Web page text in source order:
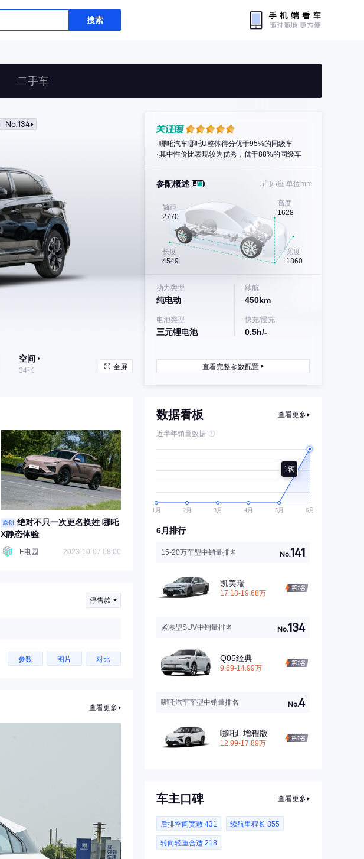
搜索
二手车
No.134
空间
34张 全屏
哪吒汽车哪吒U整体得分优于95%的同级车
其中性价比表现较为优秀，优于88%的同级车
参配概述 5门/5座 单位mm
轴距
2770
高度
1628
长度
4549
宽度
1860
动力类型
纯电动
续航
450km
电池类型
三元锂电池
快充/慢充
0.5h/-
查看完整参数配置
原创
绝对不只一次更名换姓 哪吒
X静态体验
E电园 2023-10-07 08:00
停售款
参数 图片 对比
查看更多
数据看板 查看更多
近半年销量数据
1辆
6月排行
15-20万车型中销量排名 No.141
凯美瑞
17.18-19.68万
紧凑型SUV中销量排名 No.134
Q05经典
9.69-14.99万
哪吒汽车车型中销量排名 No.4
哪吒L 增程版
12.99-17.89万
车主口碑 查看更多
后排空间宽敞 431 续航里程长 355
转向轻重合适 218